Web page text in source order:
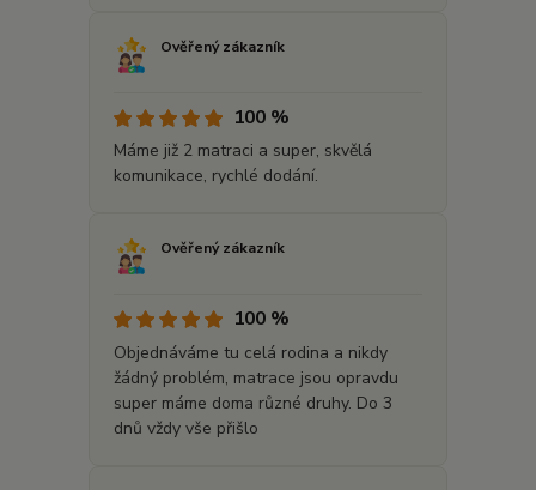
Ověřený zákazník
100 %
Máme již 2 matraci a super, skvělá
komunikace, rychlé dodání.
Ověřený zákazník
100 %
Objednáváme tu celá rodina a nikdy
žádný problém, matrace jsou opravdu
super máme doma různé druhy. Do 3
dnů vždy vše přišlo